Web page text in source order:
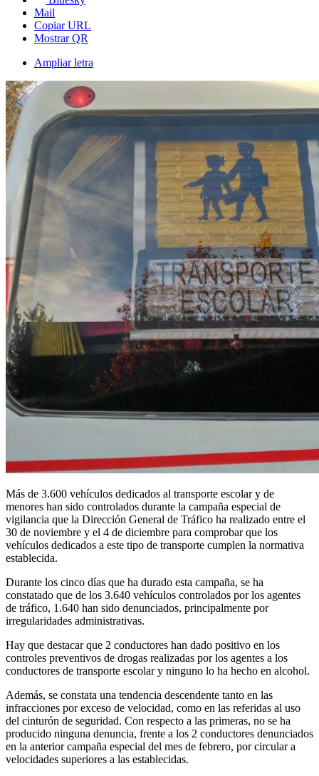
Mail
Copiar URL
Mostrar QR
Ampliar letra
Más de 3.600 vehículos dedicados al transporte escolar y de
menores han sido controlados durante la campaña especial de
vigilancia que la Dirección General de Tráfico ha realizado entre el
30 de noviembre y el 4 de diciembre para comprobar que los
vehículos dedicados a este tipo de transporte cumplen la normativa
establecida.
Durante los cinco días que ha durado esta campaña, se ha
constatado que de los 3.640 vehículos controlados por los agentes
de tráfico, 1.640 han sido denunciados, principalmente por
irregularidades administrativas.
Hay que destacar que 2 conductores han dado positivo en los
controles preventivos de drogas realizadas por los agentes a los
conductores de transporte escolar y ninguno lo ha hecho en alcohol.
Además, se constata una tendencia descendente tanto en las
infracciones por exceso de velocidad, como en las referidas al uso
del cinturón de seguridad. Con respecto a las primeras, no se ha
producido ninguna denuncia, frente a los 2 conductores denunciados
en la anterior campaña especial del mes de febrero, por circular a
velocidades superiores a las establecidas.